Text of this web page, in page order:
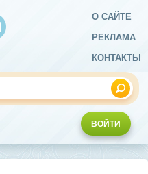
О САЙТЕ
РЕКЛАМА
КОНТАКТЫ
ВОЙТИ